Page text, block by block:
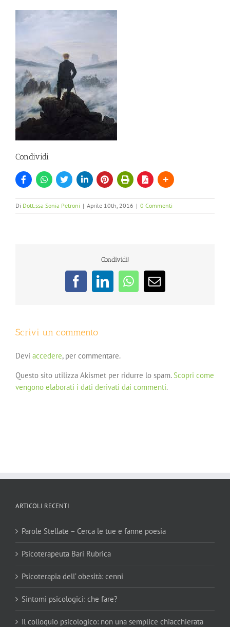
Condividi
Di Dott.ssa Sonia Petroni | Aprile 10th, 2016 | 0 Commenti
Condividi!
FacebookLinkedInWhatsApp
Email
Scrivi un commento
Devi accedere, per commentare.
Questo sito utilizza Akismet per ridurre lo spam. Scopri come
vengono elaborati i dati derivati dai commenti.
ARTICOLI RECENTI
Parole Stellate – Cerca le tue e fanne poesia
Psicoterapeuta Bari Rubrica
Psicoterapia dell’ obesità: cenni
Sintomi psicologici: che fare?
Il colloquio psicologico: non una semplice chiacchierata